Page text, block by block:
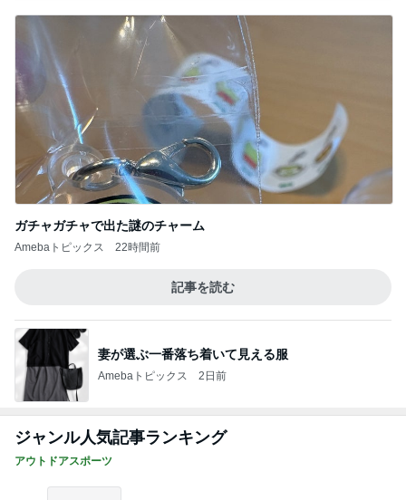
妻が選ぶ一番落ち着いて見える服
Amebaトピックス 2日前
ジャンル人気記事ランキング
アウトドアスポーツ
台風13号ドルフィン 今日の3Rハイライト
2
HRS SURF SHOP
3
HRS SURF SHOP